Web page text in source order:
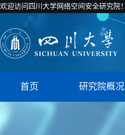
欢迎访问四川大学网络空间安全研究院！
首页 研究院概况